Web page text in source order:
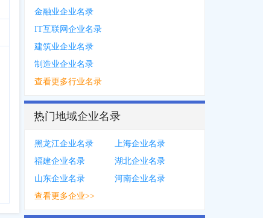
金融业企业名录
IT互联网企业名录
建筑业企业名录
制造业企业名录
查看更多行业名录
热门地域企业名录
黑龙江企业名录
上海企业名录
福建企业名录
湖北企业名录
山东企业名录
河南企业名录
查看更多企业>>